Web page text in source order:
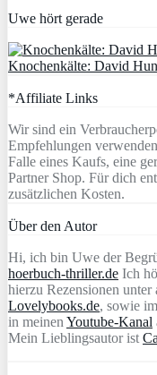
Uwe hört gerade
Knochenkälte: David
*Affiliate Links
Wir sind ein
Empfehlungen
Falle eines Kaufs, eine
Partner Shop. Für dich
zusätzlichen Kosten.
Über den Autor
Hi, ich bin Uwe der
hoerbuch-thriller.de Ich
hierzu Rezensionen unter
Lovelybooks.de, sowie im
in meinen Youtube-Kanal
Mein Lieblingsautor ist